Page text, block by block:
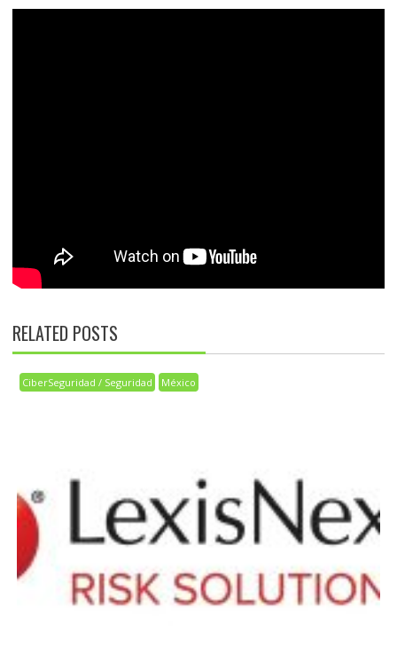
RELATED POSTS
CiberSeguridad / Seguridad México